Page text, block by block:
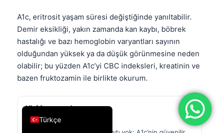
A1c, eritrosit yaşam süresi değiştiğinde yanıltabilir.
Demir eksikliği, yakın zamanda kan kaybı, böbrek
hastalığı ve bazı hemoglobin varyantları sayının
olduğundan yüksek ya da düşük görünmesine neden
olabilir; bu yüzden A1c’yi CBC indeksleri, kreatinin ve
bazen fruktozamin ile birlikte okurum.
HbA1c normal
<5.7%
Türkçe
English
العربية
Français
עִבְרִית
Italiano